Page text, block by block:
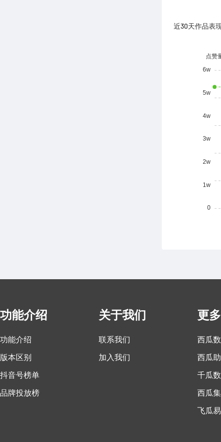
近30天作品表
功能介绍
功能介绍
版本区别
抖音号榜单
品牌投放榜
关于我们
联系我们
加入我们
更
西瓜
西瓜
千瓜
西瓜集
飞瓜